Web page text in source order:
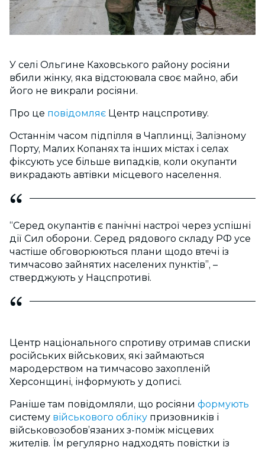
У селі Ольгине Каховського району росіяни
вбили жінку, яка відстоювала своє майно, аби
його не викрали росіяни.
Про це повідомляє Центр нацспротиву.
Останнім часом підпілля в Чаплинці, Залізному
Порту, Малих Копанях та інших містах і селах
фіксують усе більше випадків, коли окупанти
викрадають автівки місцевого населення.
“Серед окупантів є панічні настрої через успішні
дії Сил оборони. Серед рядового складу РФ усе
частіше обговорюються плани щодо втечі із
тимчасово зайнятих населених пунктів”, –
стверджують у Нацспротиві.
Центр національного спротиву отримав списки
російських військових, які займаються
мародерством на тимчасово захопленій
Херсонщині, інформують у дописі.
Раніше там повідомляли, що росіяни формують
систему військового обліку призовників і
військовозобов’язаних з-поміж місцевих
жителів. Їм регулярно надходять повістки із